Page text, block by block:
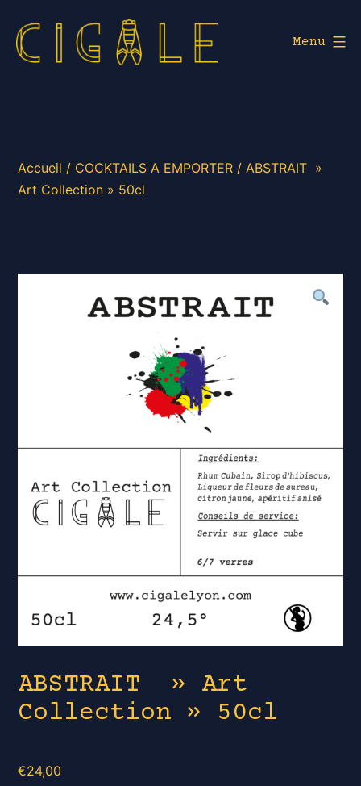
au
contenu
Menu
Accueil / COCKTAILS A EMPORTER / ABSTRAIT »
Art Collection » 50cl
ABSTRAIT » Art
Collection » 50cl
€24,00